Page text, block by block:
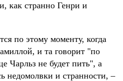
как странно Генри и
по этому моменту, когда
и та говорит "по
Чарльз не будет пить", а
недомолвки и странности, –